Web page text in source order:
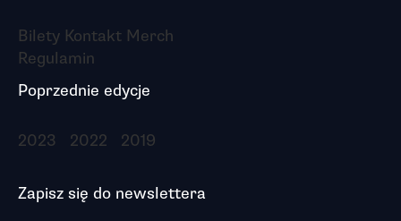
Bilety Kontakt Merch
Regulamin
Poprzednie edycje
2023 2022 2019
Zapisz się do newslettera